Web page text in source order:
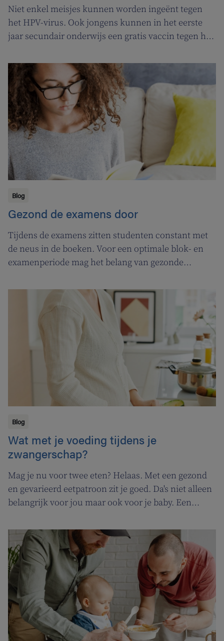
Niet enkel meisjes kunnen worden ingeënt tegen
het HPV-virus. Ook jongens kunnen in het eerste
jaar secundair onderwijs een gratis vaccin tegen het
Blog
Gezond de examens door
Tijdens de examens zitten studenten constant met
de neus in de boeken. Voor een optimale blok- en
examenperiode mag het belang van gezonde
Blog
Wat met je voeding tijdens je
zwangerschap?
Mag je nu voor twee eten? Helaas. Met een gezond
en gevarieerd eetpatroon zit je goed. Da's niet alleen
belangrijk voor jou maar ook voor je baby. Een
verandering met zich mee. Al moet je met sommige
voeding nu wel wat opletten.